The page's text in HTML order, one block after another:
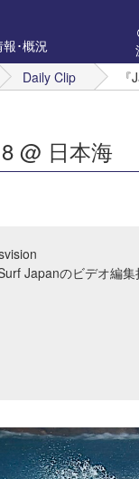
･概況
Daily Clip
@ 日本海
Japanのビデオ編集